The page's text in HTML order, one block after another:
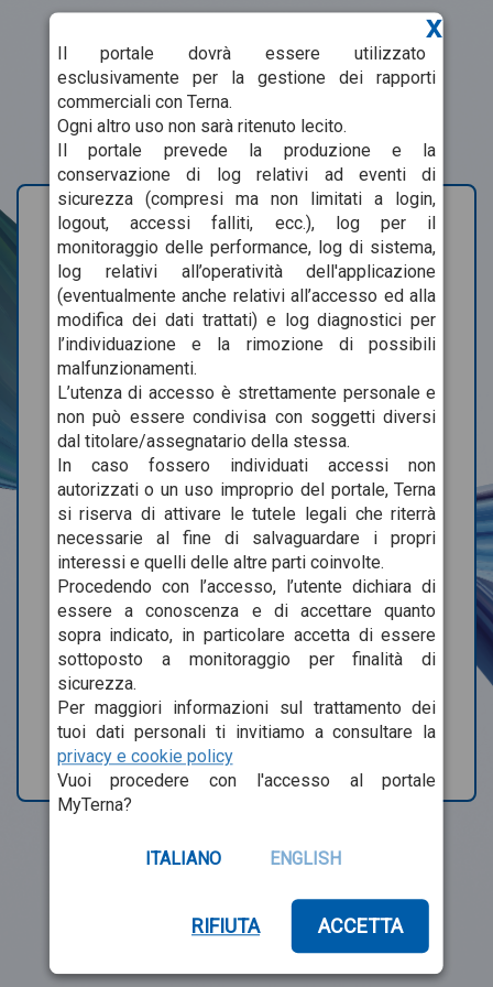
x
Il portale dovrà essere utilizzato
esclusivamente per la gestione dei rapporti
commerciali con Terna.
Ogni altro uso non sarà ritenuto lecito.
Il portale prevede la produzione e la
conservazione di log relativi ad eventi di
sicurezza (compresi ma non limitati a login,
logout, accessi falliti, ecc.), log per il
monitoraggio delle performance, log di sistema,
log relativi all’operatività dell'applicazione
(eventualmente anche relativi all’accesso ed alla
modifica dei dati trattati) e log diagnostici per
l’individuazione e la rimozione di possibili
malfunzionamenti.
L’utenza di accesso è strettamente personale e
non può essere condivisa con soggetti diversi
dal titolare/assegnatario della stessa.
In caso fossero individuati accessi non
autorizzati o un uso improprio del portale, Terna
si riserva di attivare le tutele legali che riterrà
necessarie al fine di salvaguardare i propri
interessi e quelli delle altre parti coinvolte.
Procedendo con l’accesso, l’utente dichiara di
essere a conoscenza e di accettare quanto
sopra indicato, in particolare accetta di essere
sottoposto a monitoraggio per finalità di
sicurezza.
Per maggiori informazioni sul trattamento dei
tuoi dati personali ti invitiamo a consultare la
privacy e cookie policy
Vuoi procedere con l'accesso al portale
MyTerna?
ITALIANO ENGLISH
RIFIUTA ACCETTA
USERNAME
PASSWORD
Hai dimenticato la password o lo username?
Accedi
Per segnalare eventuali problemi di accesso